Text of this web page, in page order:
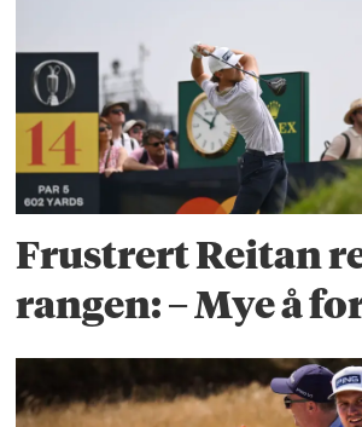
Frustrert Reitan
rangen: – Mye å